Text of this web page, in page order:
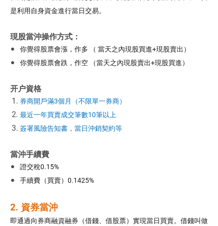
是利用自身資金進行當日交易。
現股當沖操作方式：
你覺得股票會漲，作多 （ 當天之內現股買進+現股賣出）
你覺得股票會跌，作空 （當天之內現股賣出+現股買進）
开户資格
券商開戶滿3個月（不限單一券商）
最近一年買賣成交筆數10筆以上
簽署風險告知書，當日沖銷契約等
當沖手續費
證交稅0.15%
手續費（買賣）0.1425%
2. 資券當沖
即通過向券商融資融券（借錢、借股票）實現當日買賣。借錢叫做